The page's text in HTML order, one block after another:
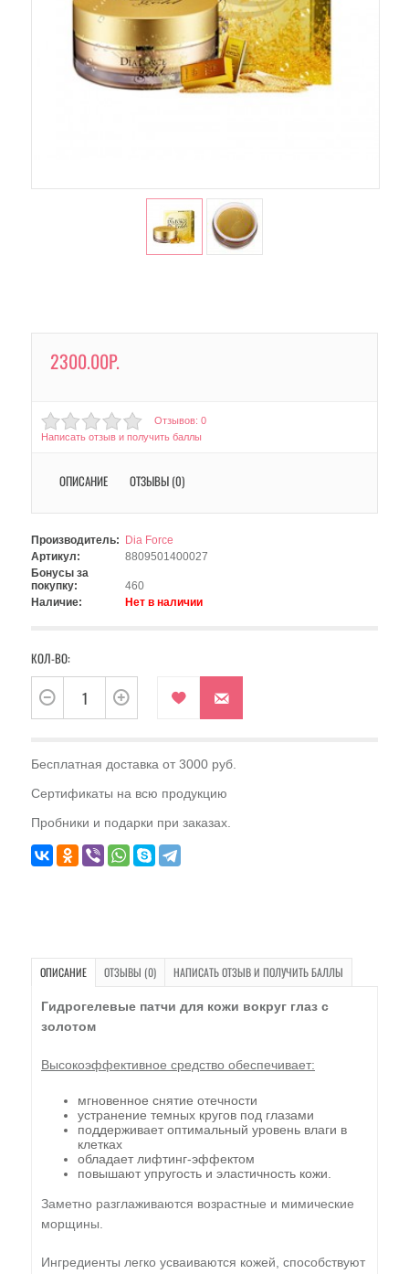
2300.00Р.
Отзывов: 0
Написать отзыв и получить баллы
ОПИСАНИЕ ОТЗЫВЫ (0)
Производитель:
Dia Force
Артикул:
8809501400027
Бонусы за
покупку:
460
Наличие:
Нет в наличии
КОЛ-ВО:
Бесплатная доставка от 3000 руб.
Сертификаты на всю продукцию
Пробники и подарки при заказах.
ОПИСАНИЕ ОТЗЫВЫ (0) НАПИСАТЬ ОТЗЫВ И ПОЛУЧИТЬ БАЛЛЫ
Гидрогелевые патчи для кожи вокруг глаз с
золотом
Высокоэффективное средство обеспечивает:
мгновенное снятие отечности
устранение темных кругов под глазами
поддерживает оптимальный уровень влаги в
клетках
обладает лифтинг-эффектом
повышают упругость и эластичность кожи.
Заметно разглаживаются возрастные и мимические
морщины.
Ингредиенты легко усваиваются кожей, способствуют